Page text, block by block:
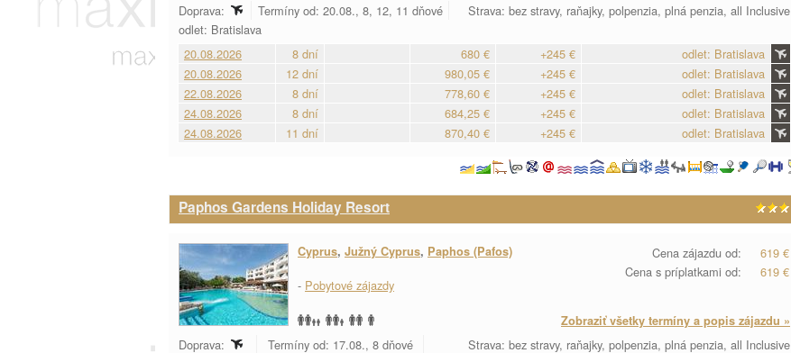
Doprava: Termíny od: 20.08., 8, 12, 11 dňové
Strava: bez stravy, raňajky, polpenzia, plná penzia, all Inclusive
odlet: Bratislava
20.08.2026
8 dní 680 € +245 €
odlet: Bratislava
20.08.2026
12 dní 980,05 € +245 €
odlet: Bratislava
22.08.2026
8 dní 778,60 € +245 €
odlet: Bratislava
24.08.2026
8 dní 684,25 € +245 €
odlet: Bratislava
24.08.2026
11 dní 870,40 € +245 € odlet: Bratislava
Paphos Gardens Holiday Resort
Cena zájazdu od:
619 €
Cena s príplatkami od:
619 €
Cyprus, Južný Cyprus, Paphos (Pafos)
- Pobytové zájazdy
Zobraziť všetky termíny a popis zájazdu »
Doprava: Termíny od: 17.08., 8 dňové
Strava: bez stravy, raňajky, polpenzia, plná penzia, all Inclusive